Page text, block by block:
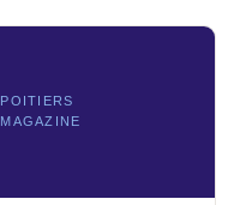
POITIERS
MAGAZINE